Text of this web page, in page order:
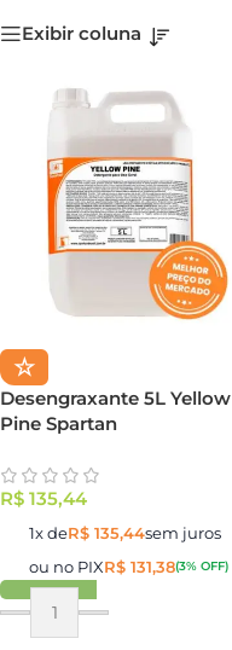
Exibir coluna
☆
Desengraxante 5L Yellow
Pine Spartan
R$ 135,44
1x deR$ 135,44sem juros
ou no PIXR$ 131,38(3% OFF)